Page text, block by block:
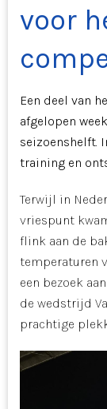
voor
Een deel van
afgelopen
seizoenshelft.
training en
Terwijl in
vriespunt
flink aan de
temperaturen
een bezoek
de wedstrijd
prachtige